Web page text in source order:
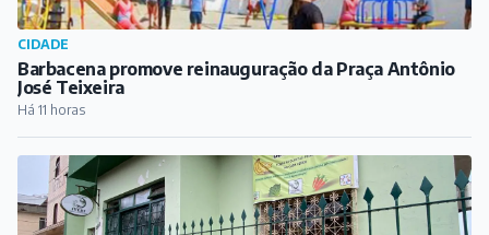
CIDADE
Barbacena promove reinauguração da Praça Antônio
José Teixeira
Há 11 horas